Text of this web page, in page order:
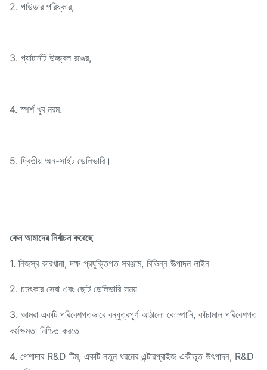
2. পাউডার পরিষ্কার,
3. প্যাটার্নটি উজ্জ্বল রঙের,
4. স্পর্শ খুব নরম.
5. দ্বিতীয় অন-সাইট ডেলিভারি।
কেন আমাদের নির্বাচন করেছে
1. নিজস্ব কারখানা, দক্ষ প্রযুক্তিগত সরঞ্জাম, বিভিন্ন উত্পাদন লাইন
2. চমৎকার সেবা এবং ছোট ডেলিভারি সময়
3. আমরা একটি পরিবেশগতভাবে বন্ধুত্বপূর্ণ আঠালো কোম্পানি, কাঁচামাল পরিবেশগত
কর্মক্ষমতা নিশ্চিত করতে
4. পেশাদার R&D টিম, একটি নতুন ধরনের এন্টারপ্রাইজ একীভূত উৎপাদন, R&D